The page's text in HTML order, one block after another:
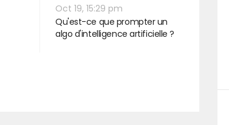
Oct 19, 15:29 pm
Qu'est-ce que prompter un
algo d'intelligence artificielle ?